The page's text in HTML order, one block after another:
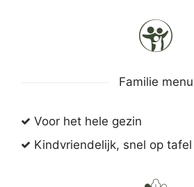
Familie menu
Voor het hele gezin
Kindvriendelijk, snel op tafel